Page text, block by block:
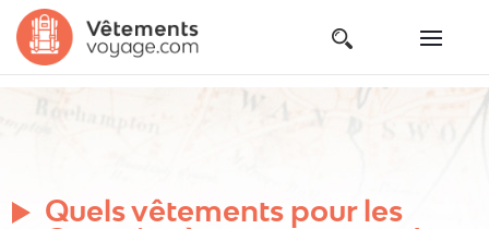
Quels vêtements pour les